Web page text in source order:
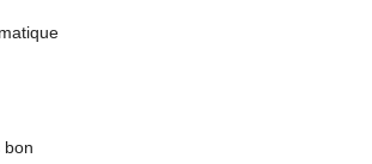
bon